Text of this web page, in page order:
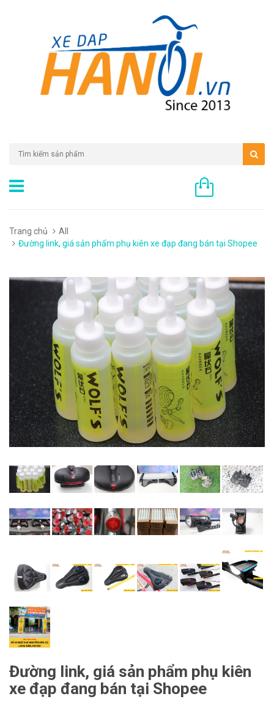
Trang chủ
All
Đường link, giá sản phẩm phụ kiên xe đạp đang bán tại Shopee
Đường link, giá sản phẩm phụ kiên
xe đạp đang bán tại Shopee